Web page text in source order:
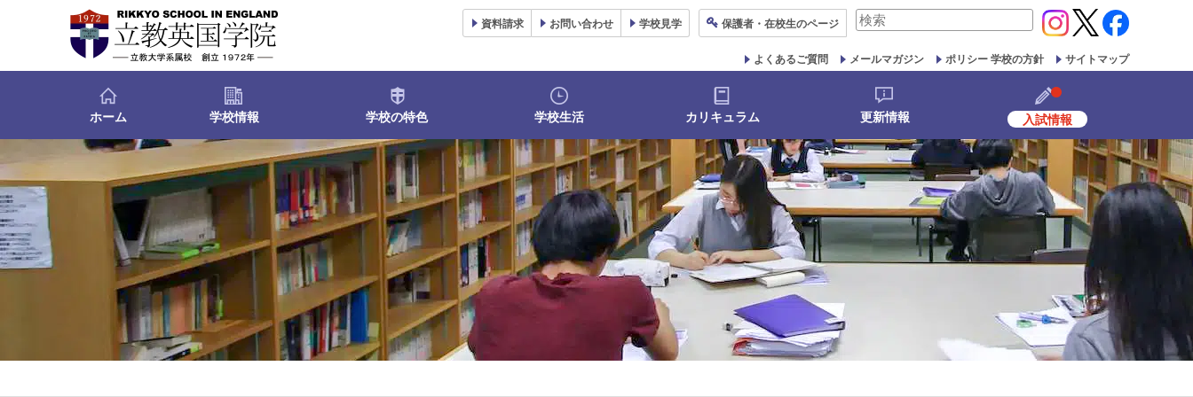
資料請求 お問い合わせ 学校見学 保護者 ・在校生のページ
検
対
象:
よくあるご質問 メールマガジン ポリシー 学校の方針 サイトマップ
ホーム 学校情報 学校の特色 学校生活 カリキュラム 更新情報 入試情報